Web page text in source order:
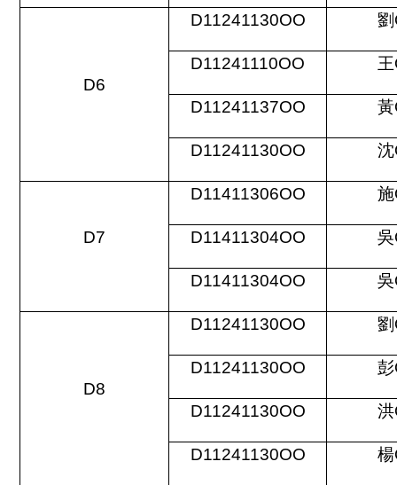
D6
D11241130OO 劉
D11241110OO 王
D11241137OO 黃
D11241130OO 沈
D7
D11411306OO 施
D11411304OO 吳
D11411304OO 吳
D8
D11241130OO 劉
D11241130OO 彭
D11241130OO 洪
D11241130OO 楊